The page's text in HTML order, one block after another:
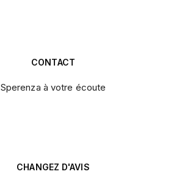
CONTACT
Sperenza à votre écoute
CHANGEZ D'AVIS